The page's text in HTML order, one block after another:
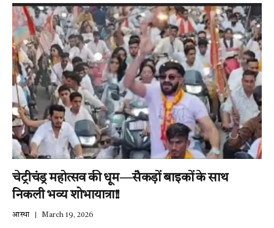
चेट्रीचंड्र महोत्सव की धूम—सैकड़ों बाइकों के साथ
निकली भव्य शोभायात्रा!!
आस्था March 19, 2026